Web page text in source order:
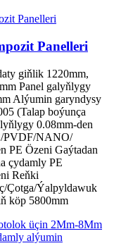
Panelleri
giňlik 1220mm,
Panel galyňlygy
Alýumin garyndysy
(Talap boýunça
0.08mm-den
PVDF/NANO/
PE Özeni Gaýtadan
çydamly PE
Reňki
Çotga/Ýalpyldawuk
köp 5800mm